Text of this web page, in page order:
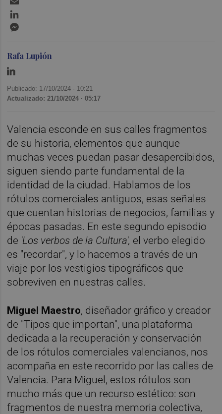
Rafa Lupión
Publicado: 17/10/2024 · 10:21
Actualizado: 21/10/2024 · 05:17
Valencia esconde en sus calles fragmentos
de su historia, elementos que aunque
muchas veces puedan pasar desapercibidos,
siguen siendo parte fundamental de la
identidad de la ciudad. Hablamos de los
rótulos comerciales antiguos, esas señales
que cuentan historias de negocios, familias y
épocas pasadas. En este segundo episodio
de 'Los verbos de la Cultura', el verbo elegido
es "recordar", y lo hacemos a través de un
viaje por los vestigios tipográficos que
sobreviven en nuestras calles.
Miguel Maestro, diseñador gráfico y creador
de "Tipos que importan", una plataforma
dedicada a la recuperación y conservación
de los rótulos comerciales valencianos, nos
acompaña en este recorrido por las calles de
Valencia. Para Miguel, estos rótulos son
mucho más que un recurso estético: son
fragmentos de nuestra memoria colectiva,